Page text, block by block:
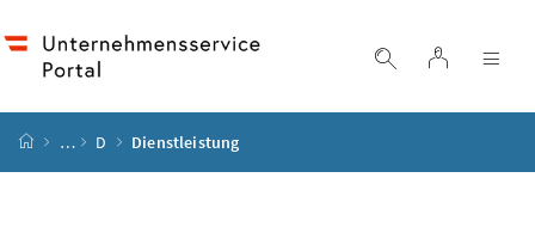
SucheLogin
Startseite
… D Dienstleistung